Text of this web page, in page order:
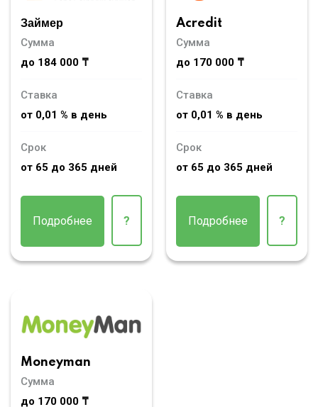
Займер
Сумма
до 184 000 ₸
Ставка
от 0,01 % в день
Срок
от 65 до 365 дней
Подробнее ?
Acredit
Сумма
до 170 000 ₸
Ставка
от 0,01 % в день
Срок
от 65 до 365 дней
Подробнее ?
Moneyman
Сумма
до 170 000 ₸